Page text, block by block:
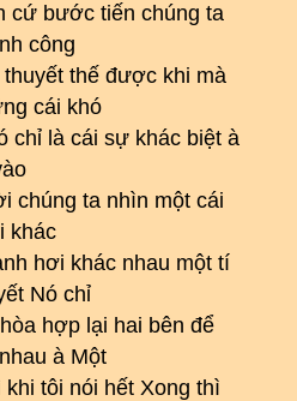
cứ bước tiến chúng ta
công
thế được khi mà
cái khó
chỉ là cái sự khác biệt à
chúng ta nhìn một cái
khác
hơi khác nhau một tí
Nó chỉ
hợp lại hai bên để
à Một
tôi nói hết Xong thì